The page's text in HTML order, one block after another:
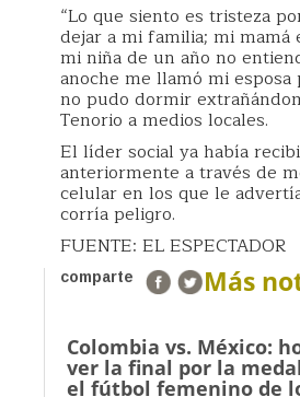
“Lo que siento es tristeza
dejar a mi familia; mi mamá
mi niña de un año no
anoche me llamó mi
no pudo dormir
Tenorio a medios locales.
El líder social ya había
anteriormente a través de
celular en los que le
corría peligro.
FUENTE: EL ESPECTADOR
comparte Más
Colombia vs. México:
ver la final por la
el fútbol femenino de